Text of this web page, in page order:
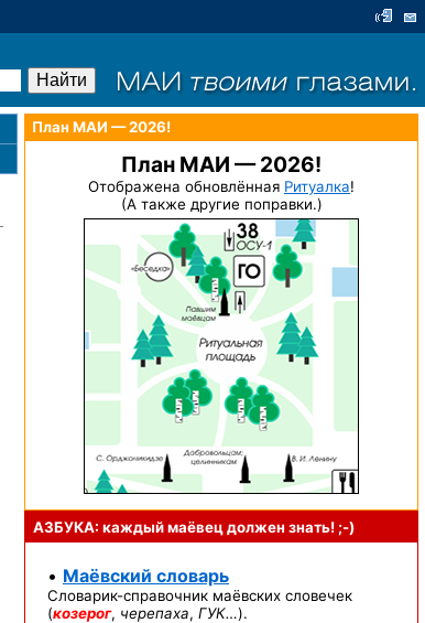
План МАИ — 2026!
План МАИ — 2026!
Отображена обновлённая Ритуалка!
(А также другие поправки.)
АЗБУКА: каждый маёвец должензнать! ;-)
• Маёвский словарь
Словарик-справочник маёвских словечек
(козерог, черепаха, ГУК…).